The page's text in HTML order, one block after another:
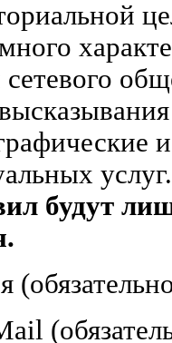
услуг.
будут